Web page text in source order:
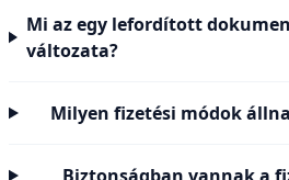
Mi az egy lefordított
változata?
Milyen fizetési módok